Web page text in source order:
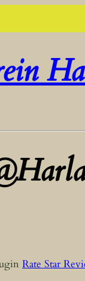
Rate Star